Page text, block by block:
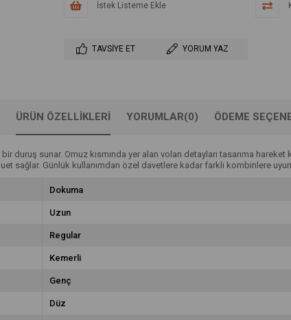
İstek Listeme Ekle
TAVSIYE ET YORUM YAZ
ÜRÜN ÖZELLIKLERI YORUMLAR(0) ÖDEME
duruş sunar. Omuz kısmında yer alan volan detayları tasarıma
sağlar. Günlük kullanımdan özel davetlere kadar farklı kombinlere
Dokuma
Uzun
Regular
Kemerli
Genç
Düz